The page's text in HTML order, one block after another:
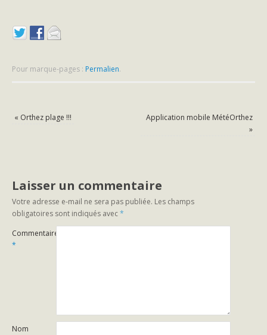
Pour marque-pages : Permalien.
« Orthez plage !!!
Application mobile MétéOrthez
»
Laisser un commentaire
Votre adresse e-mail ne sera pas publiée. Les champs
obligatoires sont indiqués avec*
Commentaire
*
Nom